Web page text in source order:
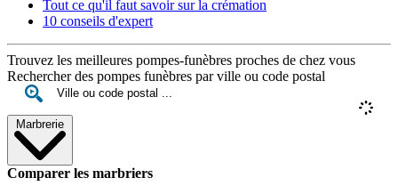
Tout ce qu'il faut savoir sur la crémation
10 conseils d'expert
Trouvez les meilleures pompes-funèbres proches de chez vous
Rechercher des pompes funèbres par ville ou code postal
Marbrerie
Comparer les marbriers